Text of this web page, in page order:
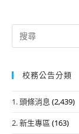
Search
for:
校務公告分類
1. 頭條消息 (2,439)
2. 新生專區 (163)